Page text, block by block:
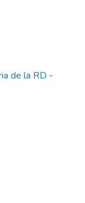
de la RD -